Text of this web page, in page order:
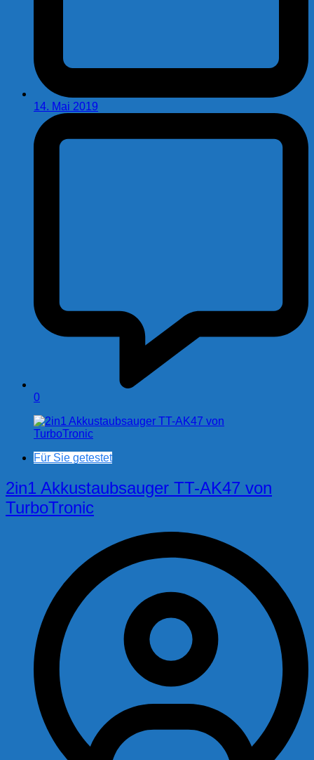
14. Mai 2019
0
Für Sie getestet
2in1 Akkustaubsauger TT-AK47 von
TurboTronic